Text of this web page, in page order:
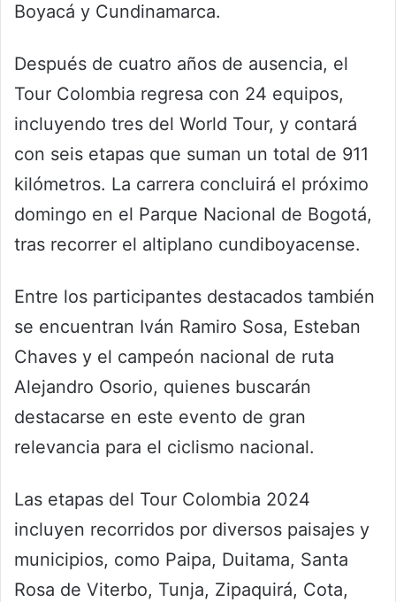
Boyacá y Cundinamarca.
Después de cuatro años de ausencia, el
Tour Colombia regresa con 24 equipos,
incluyendo tres del World Tour, y contará
con seis etapas que suman un total de 911
kilómetros. La carrera concluirá el próximo
domingo en el Parque Nacional de Bogotá,
tras recorrer el altiplano cundiboyacense.
Entre los participantes destacados también
se encuentran Iván Ramiro Sosa, Esteban
Chaves y el campeón nacional de ruta
Alejandro Osorio, quienes buscarán
destacarse en este evento de gran
relevancia para el ciclismo nacional.
Las etapas del Tour Colombia 2024
incluyen recorridos por diversos paisajes y
municipios, como Paipa, Duitama, Santa
Rosa de Viterbo, Tunja, Zipaquirá, Cota,